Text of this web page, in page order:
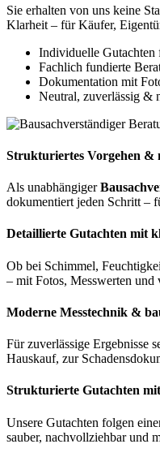
Sie erhalten von uns keine
Klarheit – für Käufer,
Individuelle
Fachlich fundierte
Dokumentation mit
Neutral, zuverlässig &
Strukturiertes Vorgehen &
Als unabhängiger
dokumentiert jeden Schritt –
Detaillierte Gutachten mit
Ob bei Schimmel,
– mit Fotos, Messwerten und
Moderne Messtechnik &
Für zuverlässige Ergebnisse
Hauskauf, zur
Strukturierte Gutachten
Unsere Gutachten folgen
sauber, nachvollziehbar und